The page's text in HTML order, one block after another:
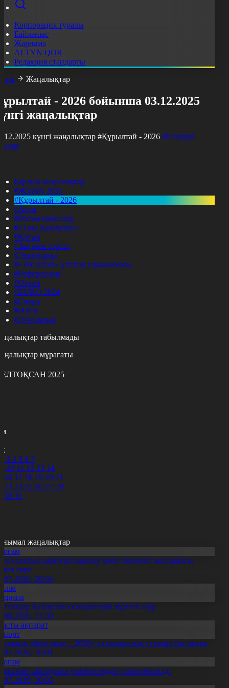
Корпорация туралы
Байланыс
Жарнама
ALTYN QOR
Редакция стандарты
Жаңалықтар
- 2026 бойынша 03.12.2025
жаңалықтар
күнгі жаңалықтар #Құрылтай - 2026 Фильтрді
Барлық жаңалықтар
#Жолдау 2025
#Құрылтай - 2026
#Апта
#Ресми оқиғалар
#«Таза Қазақстан»
#Қоғам
#Заң мен тәртіп
#Экономика
#«100 кітап» ұлттық сауалнамасы
#Референдум
#Оқиға
#EURO 2024
#Спорт
#Әлем
#Денсаулық
табылмады
мұрағаты
2025
3 4 5 6 7
10 11 12 13 14
16 17 18 19 20 21
23 24 25 26 27 28
30 31
жаңалықтар
салалық дәрігерге қаралу үшін терапевт жолдамасы
емес
20:05
Қазақстан өсімдіктерін зерттеп жүр
17:30
ақпарат
ойындары – 2026» халықаралық турнирі басталды
10:01
сайлауына үміткерлердің тізімі бекітілді
20:03